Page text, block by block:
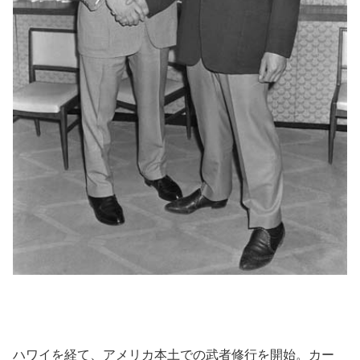
ハワイを経て、アメリカ本土での武者修行を開始。カー